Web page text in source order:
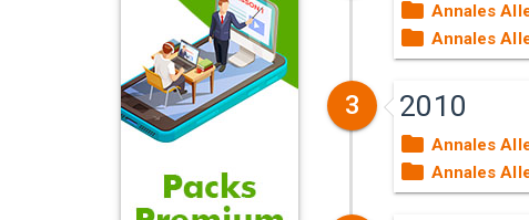
Annales
Annales
3 2010
Annales
Annales